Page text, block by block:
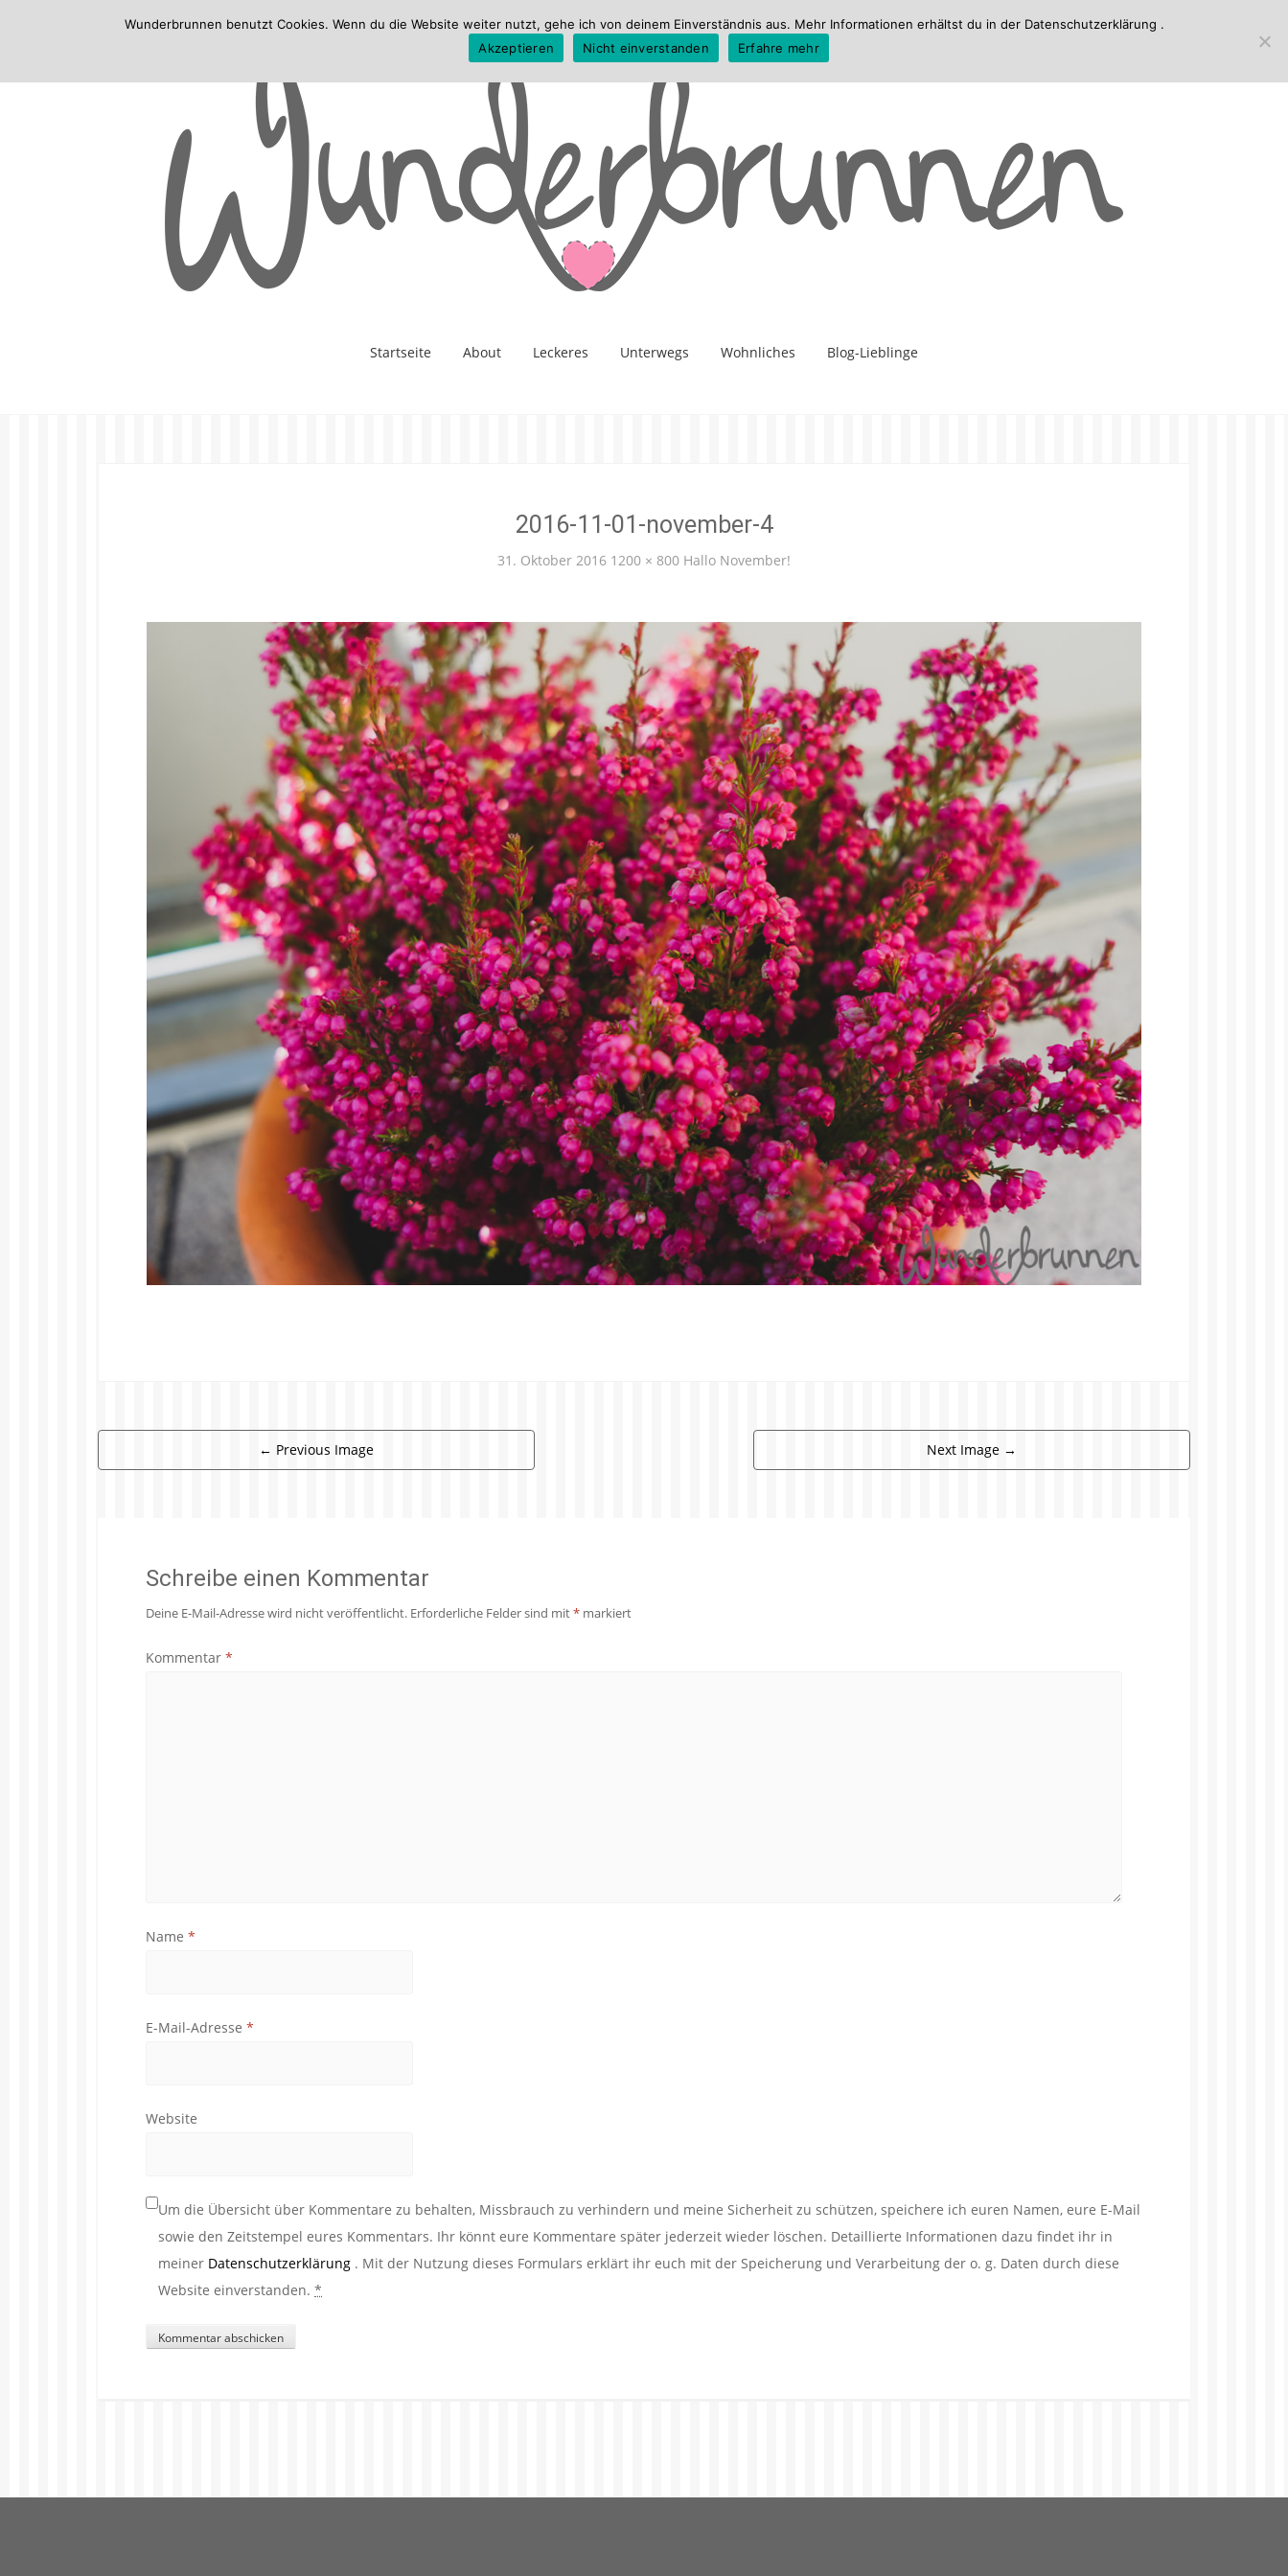
Startseite About Leckeres Unterwegs Wohnliches Blog-Lieblinge
2016-11-01-november-4
31. Oktober 2016 1200 × 800 Hallo November!
← Previous Image Next Image →
Schreibe einen Kommentar
Deine E-Mail-Adresse wird nicht veröffentlicht. Erforderliche Felder sind mit* markiert
Kommentar *
Name *
E-Mail-Adresse *
Website
Um die Übersicht über Kommentare zu behalten, Missbrauch zu verhindern und meine Sicherheit zu schützen, speichere ich euren Namen, eure E-Mail
sowie den Zeitstempel eures Kommentars. Ihr könnt eure Kommentare später jederzeit wieder löschen. Detaillierte Informationen dazu findet ihr in
meiner Datenschutzerklärung . Mit der Nutzung dieses Formulars erklärt ihr euch mit der Speicherung und Verarbeitung der o. g. Daten durch diese
Website einverstanden. *
Wunderbrunnen benutzt Cookies. Wenn du die Website weiter nutzt, gehe ich von deinem Einverständnis aus. Mehr Informationen erhältst du in der Datenschutzerklärung .
Akzeptieren
Nicht einverstanden Erfahre mehr